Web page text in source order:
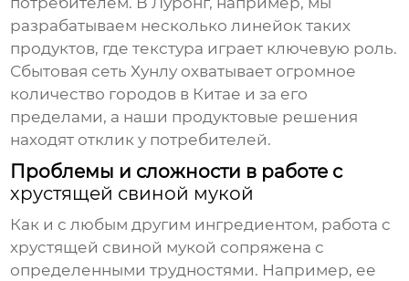
разрабатываем несколько линейок таких
продуктов, где текстура играет ключевую роль.
Сбытовая сеть Хунлу охватывает огромное
количество городов в Китае и за его
пределами, а наши продуктовые решения
находят отклик у потребителей.
Проблемы и сложности в работе с
хрустящей свиной мукой
Как и с любым другим ингредиентом, работа с
хрустящей свиной мукой сопряжена с
определенными трудностями. Например, ее